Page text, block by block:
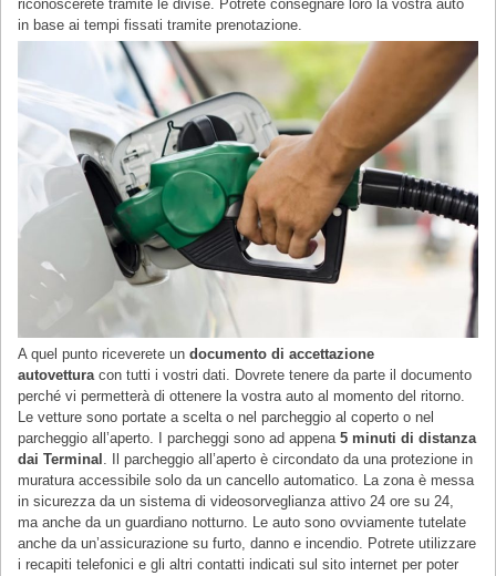
riconoscerete tramite le divise. Potrete consegnare loro la vostra auto
in base ai tempi fissati tramite prenotazione.
A quel punto riceverete undocumento di accettazione
autovetturacon tutti i vostri dati. Dovrete tenere da parte il documento
perché vi permetterà di ottenere la vostra auto al momento del ritorno.
Le vetture sono portate a scelta o nel parcheggio al coperto o nel
parcheggio all’aperto. I parcheggi sono ad appena5 minuti di distanza
dai Terminal . Il parcheggio all’aperto è circondato da una protezione in
muratura accessibile solo da un cancello automatico. La zona è messa
in sicurezza da un sistema di videosorveglianza attivo 24 ore su 24,
ma anche da un guardiano notturno. Le auto sono ovviamente tutelate
anche da un’assicurazione su furto, danno e incendio. Potrete utilizzare
i recapiti telefonici e gli altri contatti indicati sul sito internet per poter